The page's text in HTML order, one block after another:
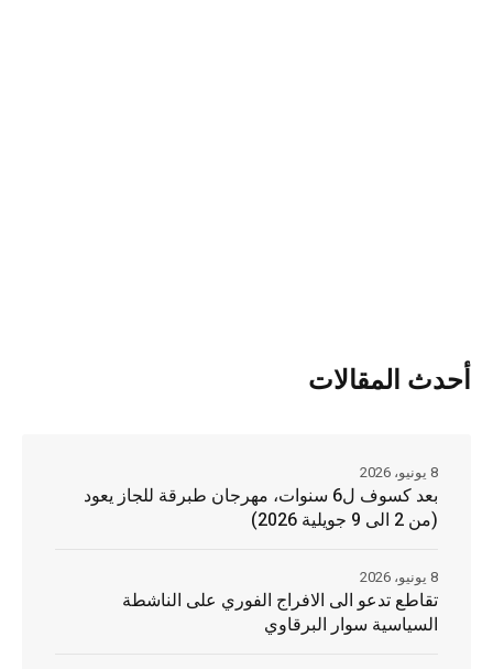
أحدث المقالات
بعد كسوف ل6 سنوات، مهرجان طبرقة للجاز يعود
(من 2 الى 9 جويلية 2026)
8 يونيو، 2026
تقاطع تدعو الى الافراج الفوري على الناشطة
السياسية سوار البرقاوي
8 يونيو، 2026